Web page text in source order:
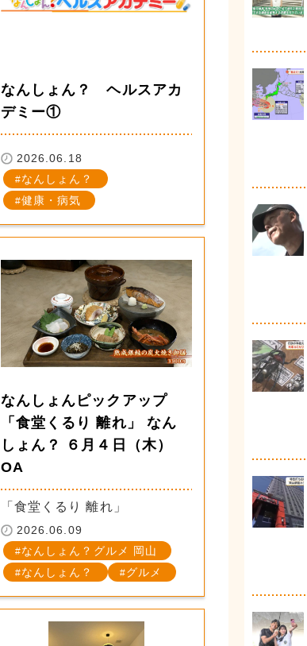
なんしょん？ ヘルスアカ
デミー①
2026.06.18
なんしょん？
健康・病気
なんしょんピックアップ
「食堂くるり 離れ」 なん
しょん？ ６月４日（木）
OA
「食堂くるり 離れ」
2026.06.09
なんしょん？グルメ 岡山
なんしょん？
グルメ